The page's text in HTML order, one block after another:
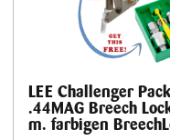
LEE Challenger
.44MAG Breech
m. farbigen